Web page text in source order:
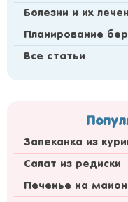
Болезни и их
Планирование
Все статьи
Запеканка из
Салат из редиски
Печенье на